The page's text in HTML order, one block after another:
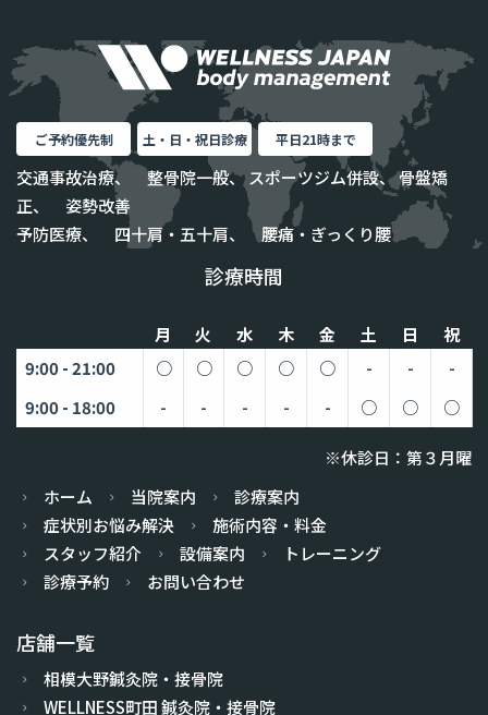
ご予約優先制 土・日・祝日診療 平日21時まで
交通事故治療、 整骨院一般、 スポーツジム併設、 骨盤矯
正、 姿勢改善
予防医療、 四十肩・五十肩、 腰痛・ぎっくり腰
診療時間
月 火 水 木 金 土 日
祝
9:00 - 21:00
○ ○ ○ ○ ○ - -
-
9:00 - 18:00
- - - - - ○ ○ ○
※休診日：第３月曜
ホーム
当院案内
診療案内
症状別お悩み解決
施術内容・料金
スタッフ紹介
設備案内
トレーニング
診療予約
お問い合わせ
店舗一覧
相模大野鍼灸院・接骨院
WELLNESS町田 鍼灸院・接骨院